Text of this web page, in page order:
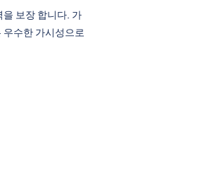
보장 합니다. 가
우수한 가시성으로